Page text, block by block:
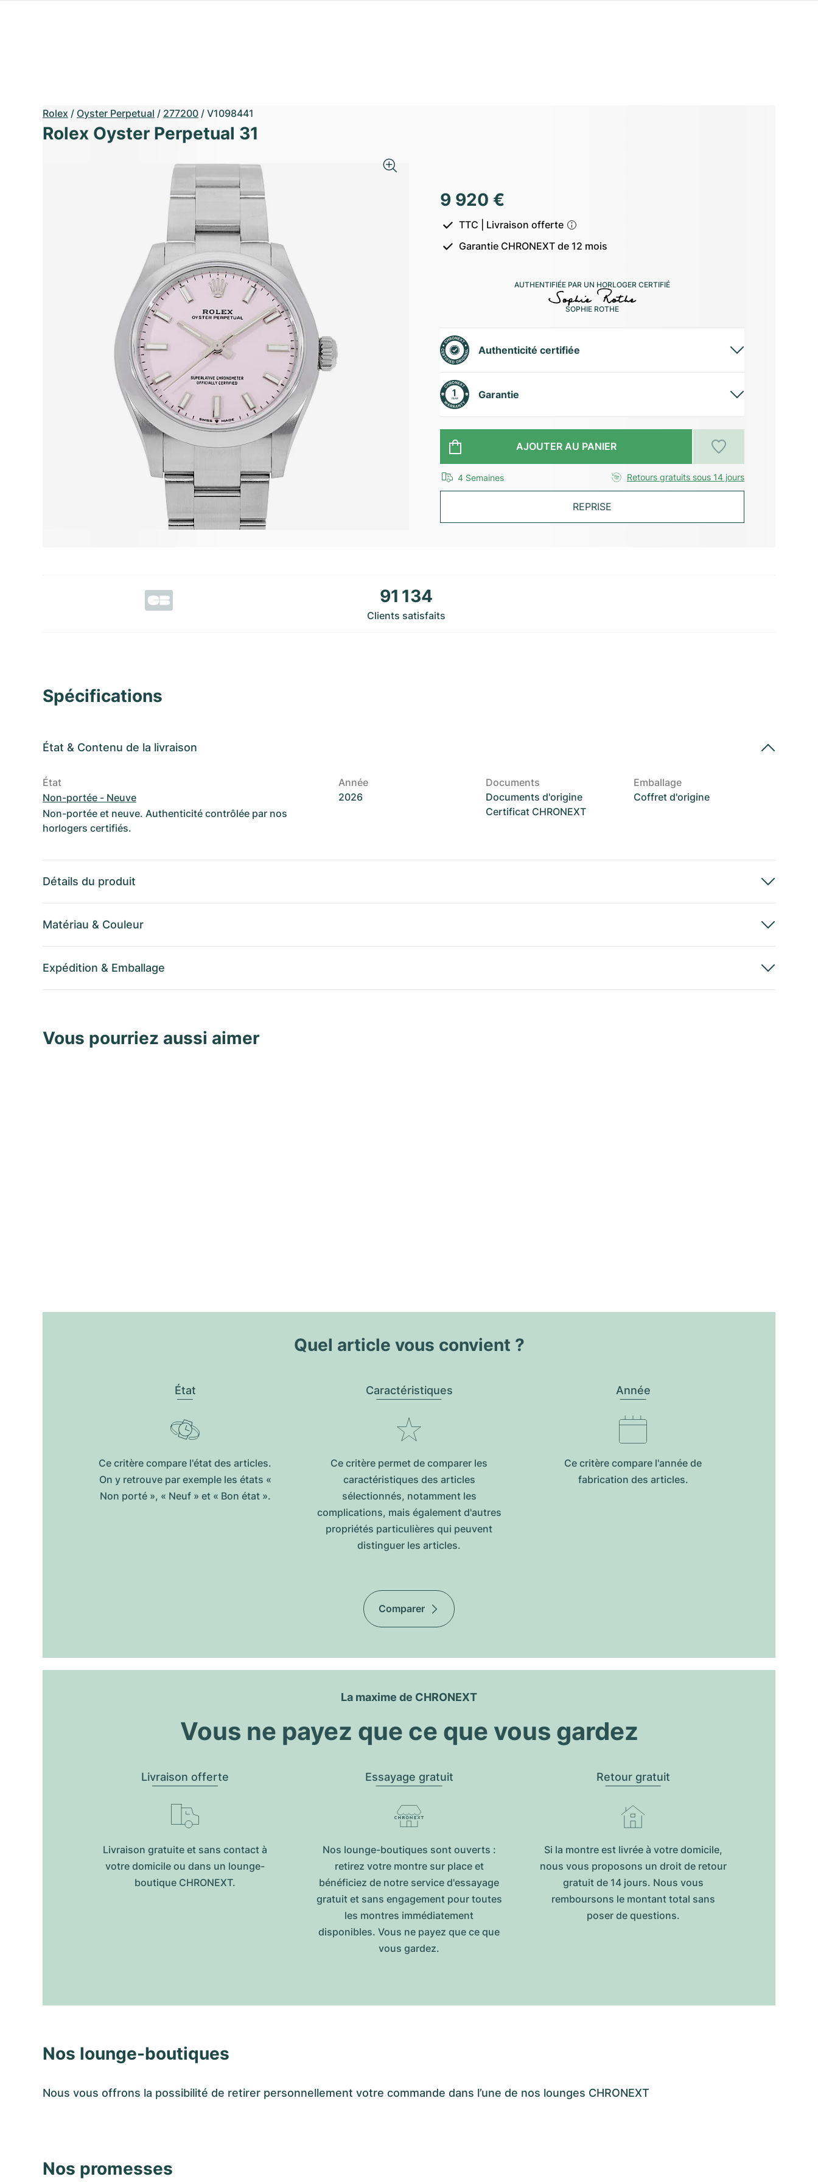
Rolex / Oyster Perpetual / 277200 / V1098441
Rolex Oyster Perpetual 31
9 920 €
TTC | Livraison offerte
Garantie CHRONEXT de 12 mois
AUTHENTIFIÉE PAR UN HORLOGER CERTIFIÉ
SOPHIE ROTHE
Authenticité certifiée
Garantie
AJOUTER AU PANIER
4 Semaines Retours gratuits sous 14 jours
REPRISE
91 134
Clients satisfaits
Spécifications
État & Contenu de la livraison
État
Non-portée - Neuve
Non-portée et neuve. Authenticité contrôlée par nos
horlogers certifiés.
Année
2026
Documents
Documents d'origine
Certificat CHRONEXT
Emballage
Coffret d'origine
Détails du produit
Matériau & Couleur
Expédition & Emballage
Vous pourriez aussi aimer
Quel article vous convient ?
État
Ce critère compare l'état des articles.
On y retrouve par exemple les états «
Non porté », « Neuf » et « Bon état ».
Caractéristiques
Ce critère permet de comparer les
caractéristiques des articles
sélectionnés, notamment les
complications, mais également d'autres
propriétés particulières qui peuvent
distinguer les articles.
Année
Ce critère compare l'année de
fabrication des articles.
Comparer
La maxime de CHRONEXT
Vous ne payez que ce que vous gardez
Livraison offerte
Livraison gratuite et sans contact à
votre domicile ou dans un lounge-
boutique CHRONEXT.
Essayage gratuit
Nos lounge-boutiques sont ouverts :
retirez votre montre sur place et
bénéficiez de notre service d'essayage
gratuit et sans engagement pour toutes
les montres immédiatement
disponibles. Vous ne payez que ce que
vous gardez.
Retour gratuit
Si la montre est livrée à votre domicile,
nous vous proposons un droit de retour
gratuit de 14 jours. Nous vous
remboursons le montant total sans
poser de questions.
Nos lounge-boutiques
Nous vous offrons la possibilité de retirer personnellement votre commande dans l’une de nos lounges CHRONEXT
Nos promesses